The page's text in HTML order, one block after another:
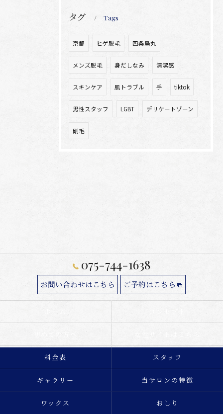
タグ Tags
京都 ヒゲ脱毛 四条烏丸
メンズ脱毛 身だしなみ 清潔感
スキンケア 肌トラブル 手 tiktok
男性スタッフ LGBT デリケートゾーン
剛毛
075-744-1638
お問い合わせはこちら ご予約はこちら
女性サイトはこちら
料金表 スタッフ
ギャラリー 当サロンの特徴
ワックス おしり